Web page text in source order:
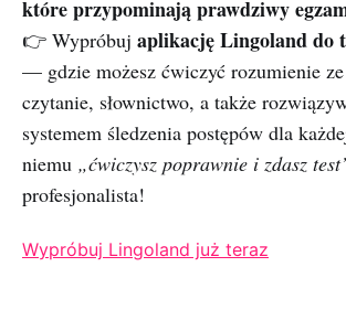
które przypominają prawdziwy
👉 Wypróbuj aplikację Lingoland do
— gdzie możesz ćwiczyć rozumienie ze
czytanie, słownictwo, a także
systemem śledzenia postępów dla
niemu „ćwiczysz poprawnie i zdasz
profesjonalista!
Wypróbuj Lingoland już teraz